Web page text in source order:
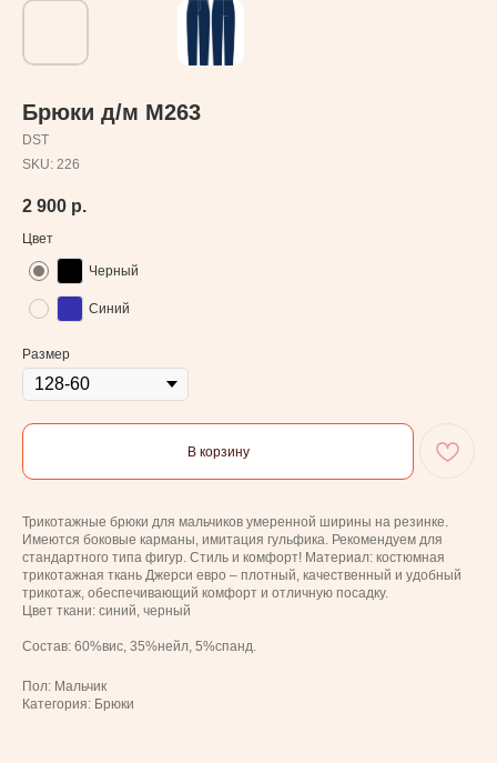
Брюки д/м М263
DST
SKU: 226
2 900 р.
Цвет
Черный
Синий
Размер
В корзину
Трикотажные брюки для мальчиков умеренной ширины на резинке.
Имеются боковые карманы, имитация гульфика. Рекомендуем для
стандартного типа фигур. Стиль и комфорт! Материал: костюмная
трикотажная ткань Джерси евро – плотный, качественный и удобный
трикотаж, обеспечивающий комфорт и отличную посадку.
Цвет ткани: синий, черный
Состав: 60%вис, 35%нейл, 5%спанд.
Пол: Мальчик
Категория: Брюки